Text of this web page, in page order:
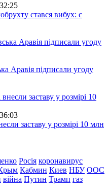
стався вибух: є
Аравія підписали угоду
заставу у розмірі 10 млн
Росія коронавирус
Кабмин Киев НБУ ООС
війна Путин Трамп газ